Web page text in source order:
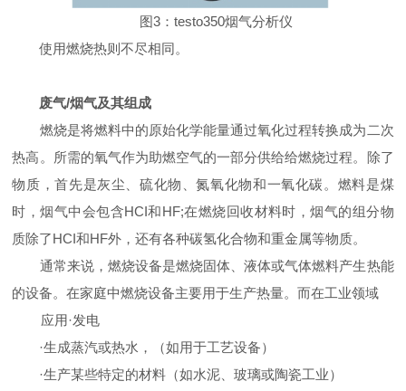
图3：testo350烟气分析仪
使用燃烧热则不尽相同。
废气/烟气及其组成
燃烧是将燃料中的原始化学能量通过氧化过程转换成为二次
热高。所需的氧气作为助燃空气的一部分供给给燃烧过程。除了
物质，首先是灰尘、硫化物、氮氧化物和一氧化碳。燃料是煤
时，烟气中会包含HCI和HF;在燃烧回收材料时，烟气的组分物
质除了HCI和HF外，还有各种碳氢化合物和重金属等物质。
通常来说，燃烧设备是燃烧固体、液体或气体燃料产生热能
的设备。在家庭中燃烧设备主要用于生产热量。而在工业领域
应用·发电
·生成蒸汽或热水，（如用于工艺设备）
·生产某些特定的材料（如水泥、玻璃或陶瓷工业）